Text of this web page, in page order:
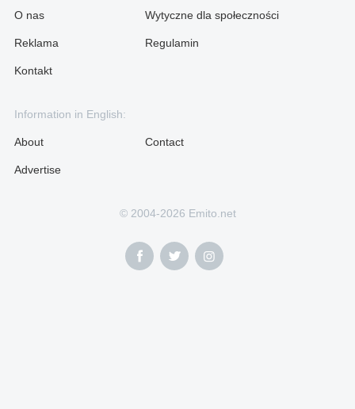
O nas
Reklama
Kontakt
Wytyczne dla społeczności
Regulamin
Information in English:
About
Advertise
Contact
© 2004-2026 Emito.net